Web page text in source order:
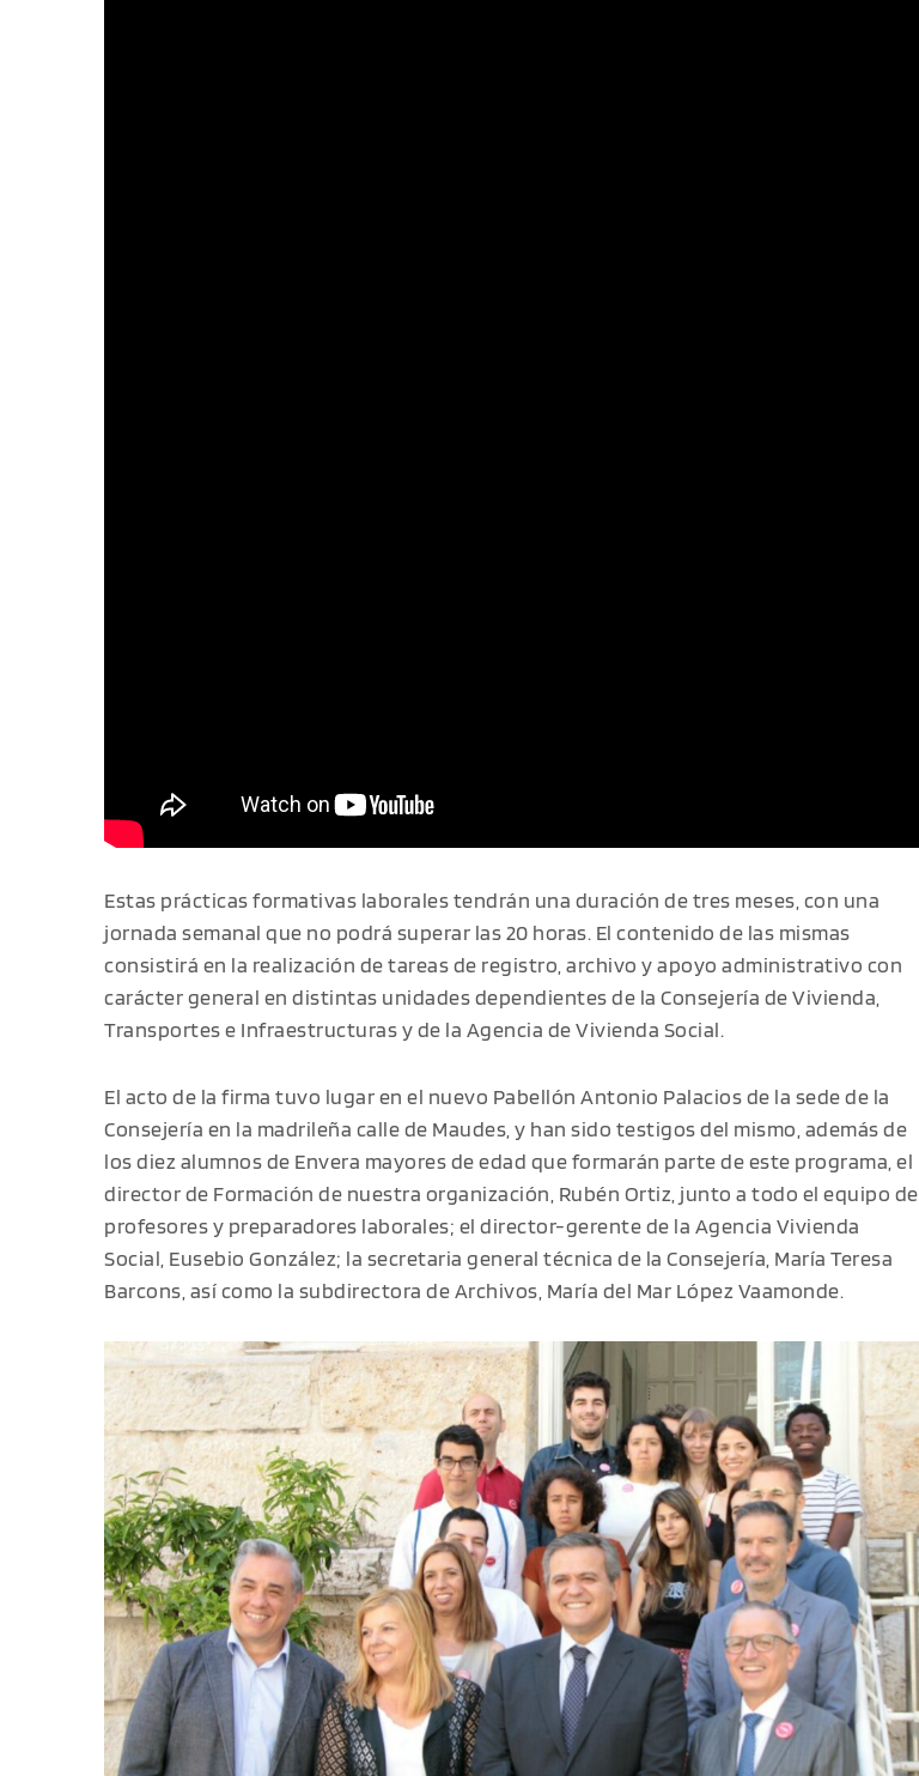
Estas prácticas formativas laborales tendrán una duración de tres meses, con una
jornada semanal que no podrá superar las 20 horas. El contenido de las mismas
consistirá en la realización de tareas de registro, archivo y apoyo administrativo con
carácter general en distintas unidades dependientes de la Consejería de Vivienda,
Transportes e Infraestructuras y de la Agencia de Vivienda Social.
El acto de la firma tuvo lugar en el nuevo Pabellón Antonio Palacios de la sede de la
Consejería en la madrileña calle de Maudes, y han sido testigos del mismo, además de
los diez alumnos de Envera mayores de edad que formarán parte de este programa, el
director de Formación de nuestra organización, Rubén Ortiz, junto a todo el equipo de
profesores y preparadores laborales; el director-gerente de la Agencia Vivienda
Social, Eusebio González; la secretaria general técnica de la Consejería, María Teresa
Barcons, así como la subdirectora de Archivos, María del Mar López Vaamonde.